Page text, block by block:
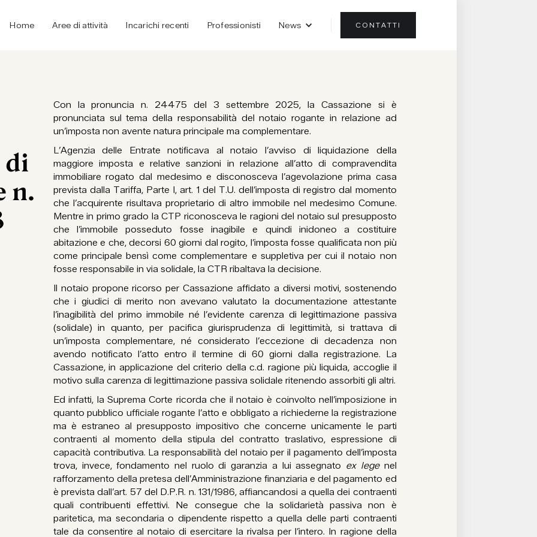
Home Aree di attività Incarichi recenti Professionisti News CONTATTI
di
n.
Con la pronuncia n. 24475 del 3 settembre 2025, la Cassazione si è
pronunciata sul tema della responsabilità del notaio rogante in relazione ad
un’imposta non avente natura principale ma complementare.
L’Agenzia delle Entrate notificava al notaio l’avviso di liquidazione della
maggiore imposta e relative sanzioni in relazione all’atto di compravendita
immobiliare rogato dal medesimo e disconosceva l’agevolazione prima casa
prevista dalla Tariffa, Parte I, art. 1 del T.U. dell’imposta di registro dal momento
che l’acquirente risultava proprietario di altro immobile nel medesimo Comune.
Mentre in primo grado la CTP riconosceva le ragioni del notaio sul presupposto
che l’immobile posseduto fosse inagibile e quindi inidoneo a costituire
abitazione e che, decorsi 60 giorni dal rogito, l’imposta fosse qualificata non più
come principale bensì come complementare e suppletiva per cui il notaio non
fosse responsabile in via solidale, la CTR ribaltava la decisione.
Il notaio propone ricorso per Cassazione affidato a diversi motivi, sostenendo
che i giudici di merito non avevano valutato la documentazione attestante
l’inagibilità del primo immobile né l’evidente carenza di legittimazione passiva
(solidale) in quanto, per pacifica giurisprudenza di legittimità, si trattava di
un’imposta complementare, né considerato l’eccezione di decadenza non
avendo notificato l’atto entro il termine di 60 giorni dalla registrazione. La
Cassazione, in applicazione del criterio della c.d. ragione più liquida, accoglie il
motivo sulla carenza di legittimazione passiva solidale ritenendo assorbiti gli altri.
Ed infatti, la Suprema Corte ricorda che il notaio è coinvolto nell’imposizione in
quanto pubblico ufficiale rogante l’atto e obbligato a richiederne la registrazione
ma è estraneo al presupposto impositivo che concerne unicamente le parti
contraenti al momento della stipula del contratto traslativo, espressione di
capacità contributiva. La responsabilità del notaio per il pagamento dell’imposta
trova, invece, fondamento nel ruolo di garanzia a lui assegnato ex legenel
rafforzamento della pretesa dell’Amministrazione finanziaria e del pagamento ed
è prevista dall’art. 57 del D.P.R. n. 131/1986, affiancandosi a quella dei contraenti
quali contribuenti effettivi. Ne consegue che la solidarietà passiva non è
paritetica, ma secondaria o dipendente rispetto a quella delle parti contraenti
tale da consentire al notaio di esercitare la rivalsa per l’intero. In ragione della